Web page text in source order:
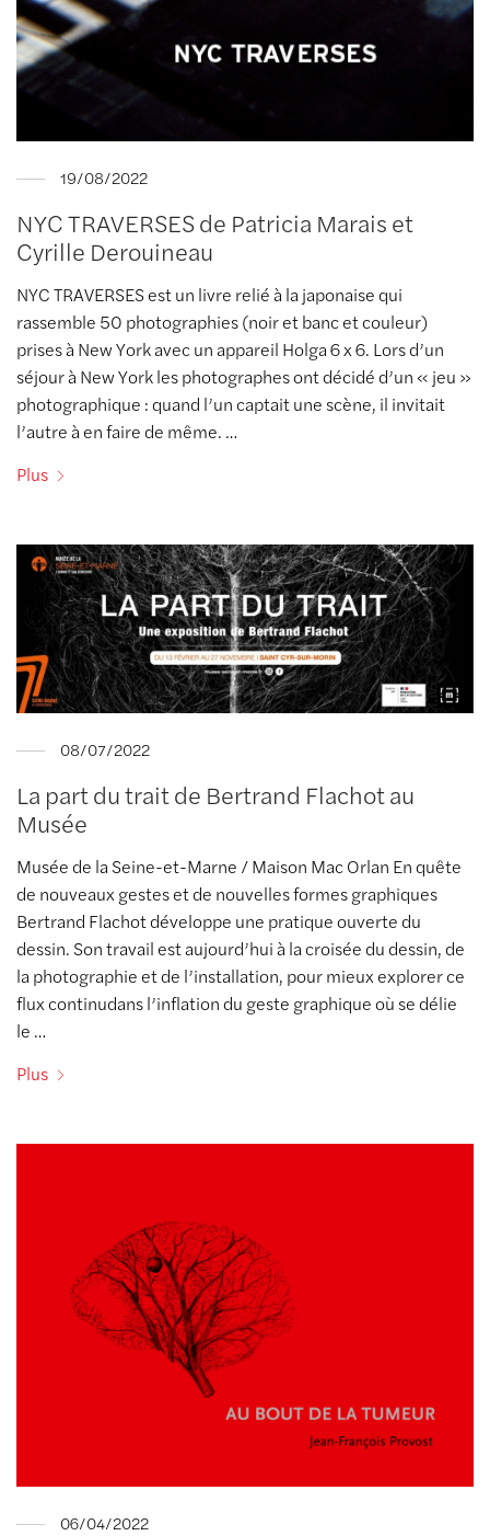
19/08/2022
NYC TRAVERSES de Patricia Marais et
Cyrille Derouineau
NYC TRAVERSES est un livre relié à la japonaise qui
rassemble 50 photographies (noir et banc et couleur)
prises à New York avec un appareil Holga 6 x 6. Lors d’un
séjour à New York les photographes ont décidé d’un « jeu »
photographique : quand l’un captait une scène, il invitait
l’autre à en faire de même. …
Plus
08/07/2022
La part du trait de Bertrand Flachot au
Musée
Musée de la Seine-et-Marne / Maison Mac Orlan En quête
de nouveaux gestes et de nouvelles formes graphiques
Bertrand Flachot développe une pratique ouverte du
dessin. Son travail est aujourd’hui à la croisée du dessin, de
la photographie et de l’installation, pour mieux explorer ce
flux continudans l’inflation du geste graphique où se délie
le …
Plus
06/04/2022